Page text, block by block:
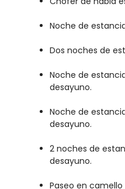
Noche de
Dos noches de
Noche de
desayuno.
Noche de
desayuno.
2 noches de
desayuno.
Paseo en